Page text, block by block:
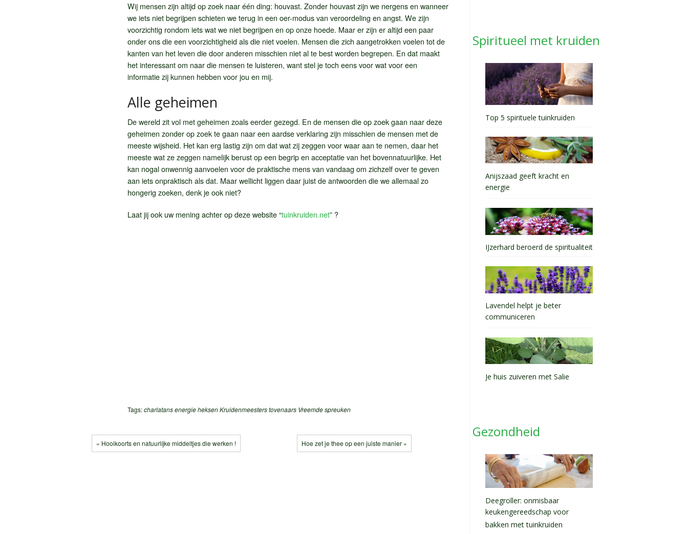
Wij mensen zijn altijd op zoek naar één ding: houvast. Zonder houvast zijn we nergens en wanneer
we iets niet begrijpen schieten we terug in een oer-modus van veroordeling en angst. We zijn
voorzichtig rondom iets wat we niet begrijpen en op onze hoede. Maar er zijn er altijd een paar
onder ons die een voorzichtigheid als die niet voelen. Mensen die zich aangetrokken voelen tot de
kanten van het leven die door anderen misschien niet al te best worden begrepen. En dat maakt
het interessant om naar die mensen te luisteren, want stel je toch eens voor wat voor een
informatie zij kunnen hebben voor jou en mij.
Alle geheimen
De wereld zit vol met geheimen zoals eerder gezegd. En de mensen die op zoek gaan naar deze
geheimen zonder op zoek te gaan naar een aardse verklaring zijn misschien de mensen met de
meeste wijsheid. Het kan erg lastig zijn om dat wat zij zeggen voor waar aan te nemen, daar het
meeste wat ze zeggen namelijk berust op een begrip en acceptatie van het bovennatuurlijke. Het
kan nogal onwennig aanvoelen voor de praktische mens van vandaag om zichzelf over te geven
aan iets onpraktisch als dat. Maar wellicht liggen daar juist de antwoorden die we allemaal zo
hongerig zoeken, denk je ook niet?
Laat jij ook uw mening achter op deze website “tuinkruiden.net” ?
Tags:charlatansenergieheksenKruidenmeesterstovenaars Vreemde spreuken
« Hooikoorts en natuurlijke middeltjes die werken ! Hoe zet je thee op een juiste manier »
Spiritueel met kruiden
Top 5 spirituele tuinkruiden
Anijszaad geeft kracht en
energie
IJzerhard beroerd de spiritualiteit
Lavendel helpt je beter
communiceren
Je huis zuiveren met Salie
Gezondheid
Deegroller: onmisbaar
keukengereedschap voor
bakken met tuinkruiden